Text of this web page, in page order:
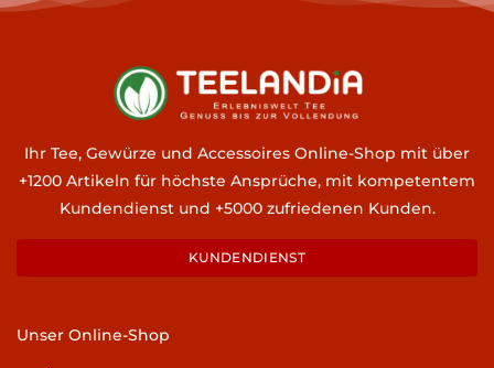
Ihr Tee, Gewürze und Accessoires Online-Shop mit über
+1200 Artikeln für höchste Ansprüche, mit kompetentem
Kundendienst und +5000 zufriedenen Kunden.
KUNDENDIENST
Unser Online-Shop